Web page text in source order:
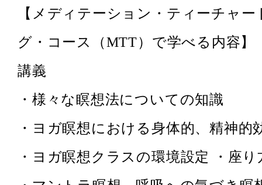
【メディテーション・ティーチャ
グ・コース（MTT）で学べる内容】
講義
・様々な瞑想法についての知識
・ヨガ瞑想における身体的、精神的
・ヨガ瞑想クラスの環境設定 ・座